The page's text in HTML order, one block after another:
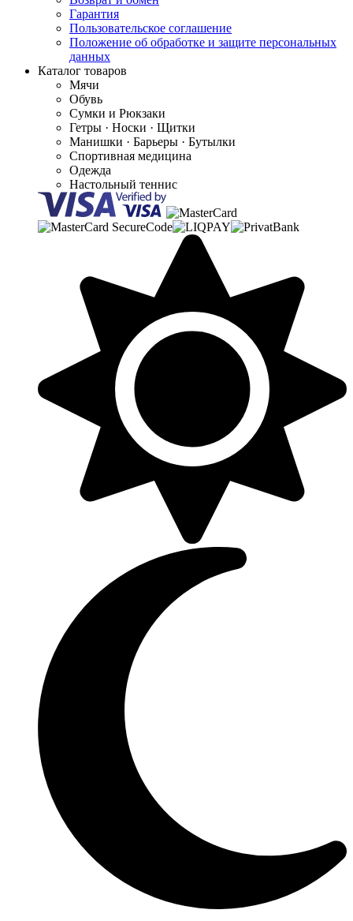
Гарантия
Пользовательское соглашение
Положение об обработке и защите персональных
данных
Каталог товаров
Мячи
Обувь
Сумки и Рюкзаки
Гетры · Носки · Щитки
Манишки · Барьеры · Бутылки
Спортивная медицина
Одежда
Настольный теннис